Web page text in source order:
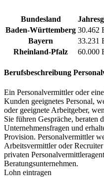
Bundesland
Baden-Württemberg 30.462
Bayern
33.231
Rheinland-Pfalz
60.000
Berufsbeschreibung
Ein Personalvermittler oder
Kunden geeignetes Personal,
oder geeignete Arbeitgeber,
Sie führen Gespräche, beraten
Unternehmensfragen und
Provision. Personalvermittler
Arbeitsvermittler oder
privaten
Beratungsunternehmen.
Lohn eintragen